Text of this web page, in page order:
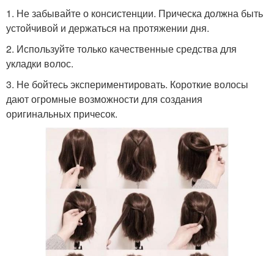
1. Не забывайте о консистенции. Прическа должна быть
устойчивой и держаться на протяжении дня.
2. Используйте только качественные средства для
укладки волос.
3. Не бойтесь экспериментировать. Короткие волосы
дают огромные возможности для создания
оригинальных причесок.